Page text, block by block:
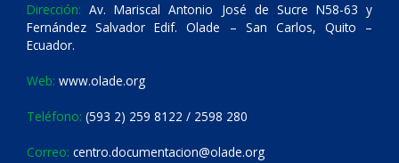
Dirección: Av. Mariscal Antonio José de Sucre N58-63 y
Fernández Salvador Edif. Olade – San Carlos, Quito –
Ecuador.
Web: www.olade.org
Teléfono: (593 2) 259 8122 / 2598 280
Correo: centro.documentacion@olade.org